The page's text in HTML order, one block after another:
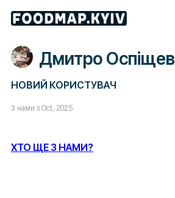
Дмитро Оспіщев
НОВИЙ КОРИСТУВАЧ
З нами з Oct, 2025
ХТО ЩЕ З НАМИ?